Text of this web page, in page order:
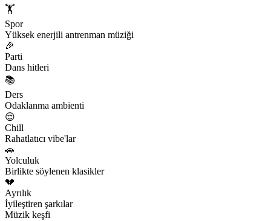
🏋️
Spor
Yüksek enerjili antrenman müziği
🎉
Parti
Dans hitleri
📚
Ders
Odaklanma ambienti
😌
Chill
Rahatlatıcı vibe'lar
🚗
Yolculuk
Birlikte söylenen klasikler
💔
Ayrılık
İyileştiren şarkılar
Müzik keşfi